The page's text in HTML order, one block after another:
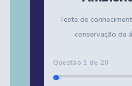
Teste de
conservação da
Questão 1 de 20